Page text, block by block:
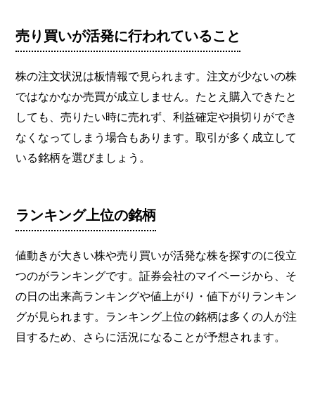
売り買いが活発に行われていること
株の注文状況は板情報で見られます。注文が少ないの株
ではなかなか売買が成立しません。たとえ購入できたと
しても、売りたい時に売れず、利益確定や損切りができ
なくなってしまう場合もあります。取引が多く成立して
いる銘柄を選びましょう。
ランキング上位の銘柄
値動きが大きい株や売り買いが活発な株を探すのに役立
つのがランキングです。証券会社のマイページから、そ
の日の出来高ランキングや値上がり・値下がりランキン
グが見られます。ランキング上位の銘柄は多くの人が注
目するため、さらに活況になることが予想されます。